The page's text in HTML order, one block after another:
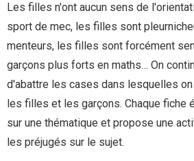
Les filles n'ont aucun sens de
sport de mec, les filles sont
menteurs, les filles sont forcément
garçons plus forts en maths… On
d'abattre les cases dans lesquelles
les filles et les garçons. Chaque fiche
sur une thématique et propose une
les préjugés sur le sujet.